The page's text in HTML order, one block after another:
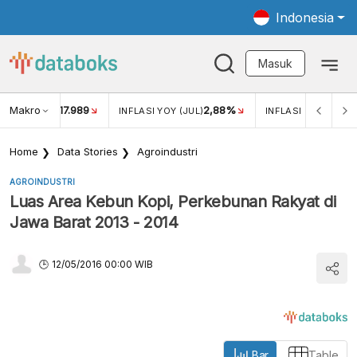
Indonesia
Masuk
Makro
USD/IDR 17.989 INFLASI YOY (JUL)2,88% INFLASI MOM (JUL)
Home Data Stories Agroindustri
AGROINDUSTRI
Luas Area Kebun Kopi, Perkebunan Rakyat di
Jawa Barat 2013 - 2014
12/05/2016 00:00 WIB